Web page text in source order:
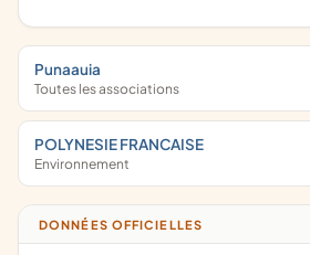
Punaauia
Toutes les associations
POLYNESIE FRANCAISE
Environnement
DONNÉES OFFICIELLES